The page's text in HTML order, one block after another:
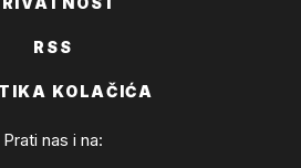
RSS
KOLAČIĆA
Prati nas i na: